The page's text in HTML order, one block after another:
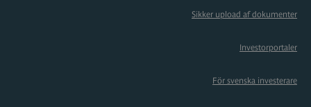
Sikker upload af dokumenter
Investorportaler
För svenska investerare